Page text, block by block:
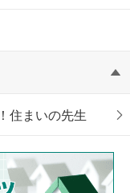
住まいの先生